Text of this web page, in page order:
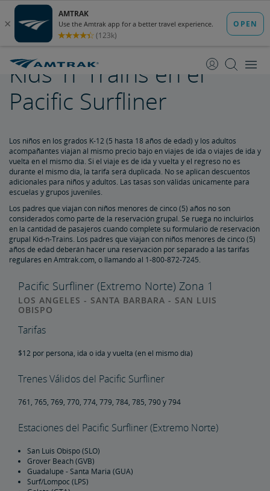
Contenido
Navegación
Kids 'n' Trains
Descuento para Jubilados
Descuentos para Estudiantes
Descuento para Militares
Descuento para Hijos de Militares
Descuento para Veteranos
Descuento para Clientes con Discapacidades
Alquile Su Propio Tren Privado
Descuento por la Membresía de la Asociación de Pasajeros
Ferroviarios
Kids 'n' Trains en el Pacific Surfliner
Kids-n-Trains Gold Runner
Kids 'n' Trains en el
Pacific Surfliner
Los niños en los grados K-12 (5 hasta 18 años de edad) y los adultos
acompañantes viajan al mismo precio bajo en viajes de ida o viajes de ida y
vuelta en el mismo día. Si el viaje es de ida y vuelta y el regreso no es
durante el mismo día, la tarifa será duplicada. No se aplican descuentos
adicionales para niños y adultos. Las tasas son válidas únicamente para
escuelas y grupos juveniles.
Los padres que viajan con niños menores de cinco (5) años no son
considerados como parte de la reservación grupal. Se ruega no incluirlos
grupal Kid-n-Trains. Los padres que viajan con niños menores de cinco (5)
años de edad deberán hacer una reservación por separado a las tarifas
regulares en Amtrak.com, o llamando al 1-800-872-7245.
Pacific Surfliner (Extremo Norte) Zona 1
OBISPO
Tarifas
$12 por persona, ida o ida y vuelta (en el mismo día)
Trenes Válidos del Pacific Surfliner
761, 765, 769, 770, 774, 779, 784, 785, 790 y 794
Estaciones del Pacific Surfliner (Extremo Norte)